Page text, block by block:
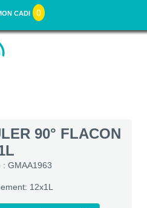
CADI 0
90° FLACON
: GMAA1963
12x1L